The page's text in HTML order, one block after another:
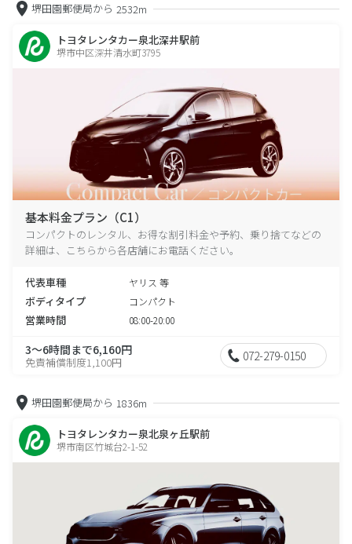
堺田園郵便局から 2532m
トヨタレンタカー泉北深井駅前
堺市中区深井清水町3795
基本料金プラン（C1）
コンパクトのレンタル、お得な割引料金や予約、乗り捨てなどの
詳細は、こちらから各店舗にお電話ください。
代表車種 ヤリス 等
ボディタイプ コンパクト
営業時間 08:00-20:00
3～6時間まで6,160円
免責補償制度1,100円 072-279-0150
堺田園郵便局から 1836m
トヨタレンタカー泉北泉ヶ丘駅前
堺市南区竹城台2-1-52